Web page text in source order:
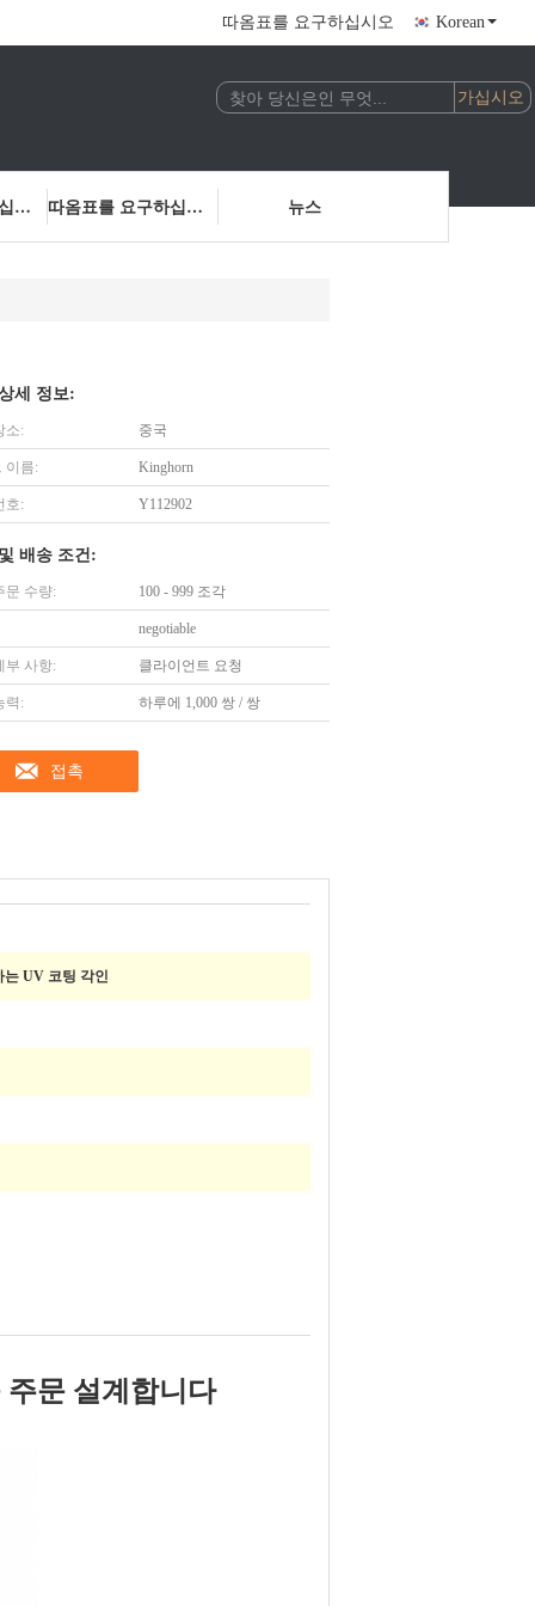
따옴표를 요구하십시오 Korean
저희에게 연락하십시오 따옴표를 요구하십시오 뉴스
세 정보:
소: 중국
이름: Kinghorn
호: Y112902
배송 조건:
문 수량: 100 - 999 조각
negotiable
부 사항: 클라이언트 요청
력: 하루에 1,000 쌍 / 쌍
접촉
는 UV 코팅 각인
문 설계합니다